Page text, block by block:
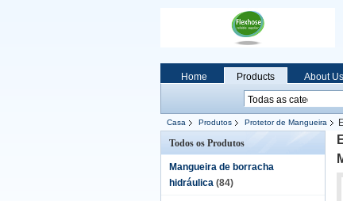
Home Products About Us
Casa Produtos Protetor de Mangueira
condições
Todos os Produtos
Mangueira de borracha
hidráulica (84)